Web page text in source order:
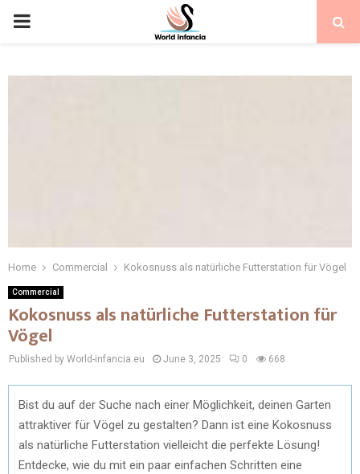
PRIMARY
Home Commercial Kokosnuss als natürliche Futterstation für Vögel
Commercial
Kokosnuss als natürliche Futterstation für
Vögel
Published by World-infancia.eu June 3, 2025 0 668
Bist du auf der Suche nach einer Möglichkeit, deinen Garten
attraktiver für Vögel zu gestalten? Dann ist eine Kokosnuss
als natürliche Futterstation vielleicht die perfekte Lösung!
Entdecke, wie du mit ein paar einfachen Schritten eine